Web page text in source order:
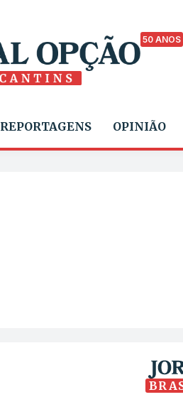
50 ANOS
REPORTAGENS OPINIÃO